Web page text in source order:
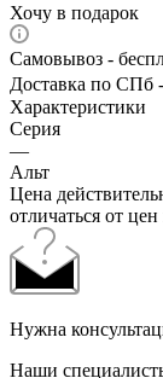
Хочу в подарок
Самовывоз -
Доставка по СПб
Характеристики
Серия
—
Альт
Цена
отличаться от
Нужна
Наши